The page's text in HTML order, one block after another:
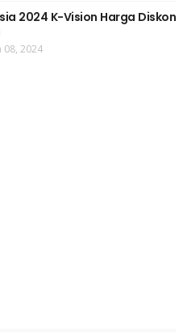
2024 K-Vision Harga Diskon
08, 2024